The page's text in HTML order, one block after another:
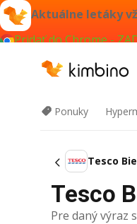
Aktuálne letáky
Pridať do Chrome -
Ponuky
Tesco
Tesco
Pre daný výraz